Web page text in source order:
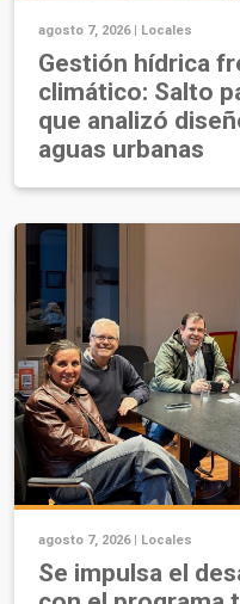
agosto 7, 2026 | Locales
Gestión hídrica
climático: Salto
que analizó
aguas urbanas
agosto 7, 2026 | Locales
Se impulsa el